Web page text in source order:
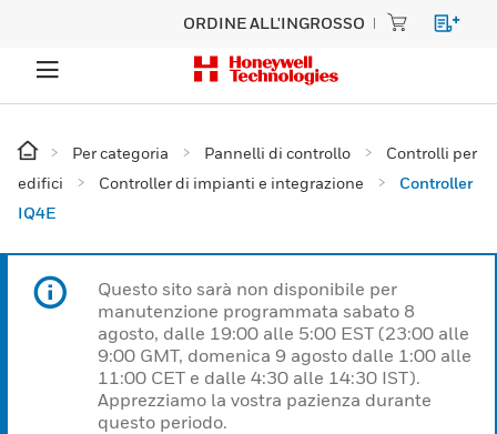
ORDINE ALL'INGROSSO
Per categoria Pannelli di controllo
Controlli per
edifici
Controller di impianti e integrazione
Controller
IQ4E
Questo sito sarà non disponibile per
manutenzione programmata sabato 8
agosto, dalle 19:00 alle 5:00 EST (23:00 alle
9:00 GMT, domenica 9 agosto dalle 1:00 alle
11:00 CET e dalle 4:30 alle 14:30 IST).
Apprezziamo la vostra pazienza durante
questo periodo.